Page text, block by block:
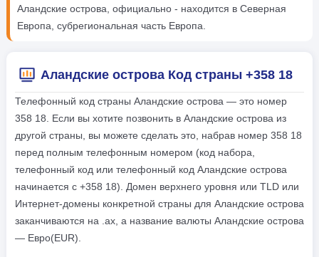
Аландские острова, официально - находится в Северная
Европа, субрегиональная часть Европа.
Аландские острова Код страны +358 18
Телефонный код страны Аландские острова — это номер
358 18. Если вы хотите позвонить в Аландские острова из
другой страны, вы можете сделать это, набрав номер 358 18
перед полным телефонным номером (код набора,
телефонный код или телефонный код Аландские острова
начинается с +358 18). Домен верхнего уровня или TLD или
Интернет-домены конкретной страны для Аландские острова
заканчиваются на .ax, а название валюты Аландские острова
— Евро(EUR).